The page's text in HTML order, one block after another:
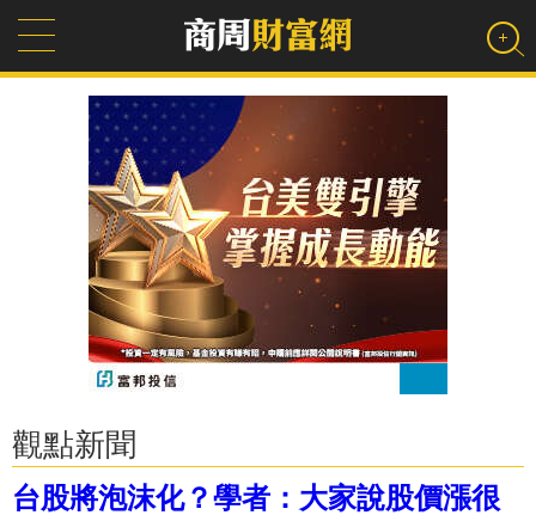
觀點新聞
台股將泡沫化？學者：大家說股價漲很